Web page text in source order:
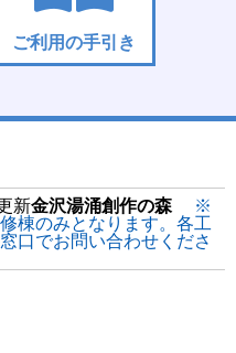
ご利用の手引き
新金沢湯涌創作の森
※
棟のみとなります。各工
口でお問い合わせくださ